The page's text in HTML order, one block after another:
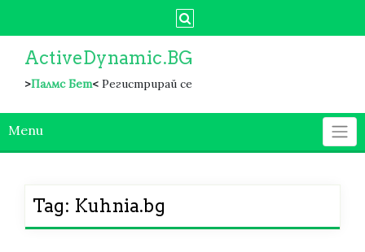
ActiveDynamic.BG
>Палмс Бет< Регистрирай се
Menu
Tag: Kuhnia.bg